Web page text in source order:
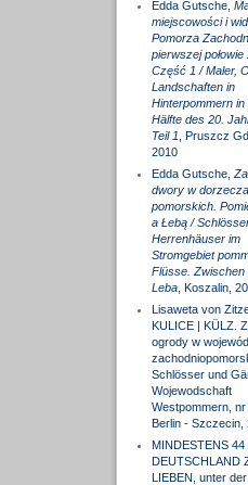
Edda Gutsche,
miejscowości i
Pomorza
pierwszej połowie
Część 1 / Maler,
Landschaften in
Hinterpommern
Hälfte des 20.
Teil 1 , Pruszcz
2010
Edda Gutsche,
dwory w
pomorskich.
a Łebą /
Herrenhäuser im
Stromgebiet
Flüsse. Zwischen
Leba, Koszalin,
Lisaweta von
KULICE | KÜLZ.
ogrody w
Schlösser und
Wojewodschaft
Westpommern, nr
Berlin - Szczecin,
MINDESTENS 44
DEUTSCHLAND
LIEBEN, unter